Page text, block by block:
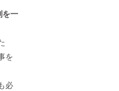
一
を
必